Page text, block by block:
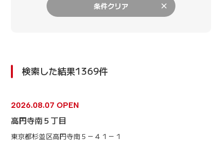
条件クリア
検索した結果1369件
2026.08.07 OPEN
高円寺南５丁目
東京都杉並区高円寺南５－４１－１